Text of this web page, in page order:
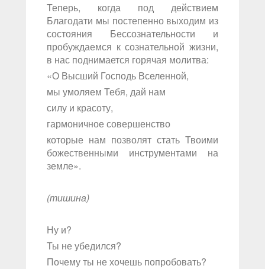
Теперь, когда под действием
Благодати мы постепенно выходим из
состояния Бессознательности и
пробуждаемся к сознательной жизни,
в нас поднимается горячая молитва:
«О Высший Господь Вселенной,
мы умоляем Тебя, дай нам
силу и красоту,
гармоничное совершенство
которые нам позволят стать Твоими
божественными инструментами на
земле».
(тишина)
Ну и?
Ты не убедился?
Почему ты не хочешь попробовать?